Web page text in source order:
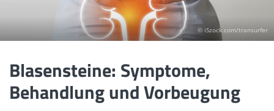
© iSzock.com/transurfer
Blasensteine: Symptome,
Behandlung und Vorbeugung